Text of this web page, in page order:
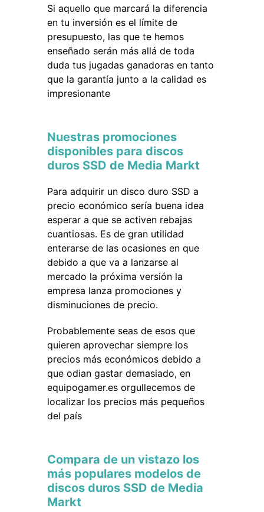
Si aquello que marcará la diferencia
en tu inversión es el límite de
presupuesto, las que te hemos
enseñado serán más allá de toda
duda tus jugadas ganadoras en tanto
que la garantía junto a la calidad es
impresionante
Nuestras promociones
disponibles para discos
duros SSD de Media Markt
Para adquirir un disco duro SSD a
precio económico sería buena idea
esperar a que se activen rebajas
cuantiosas. Es de gran utilidad
enterarse de las ocasiones en que
debido a que va a lanzarse al
mercado la próxima versión la
empresa lanza promociones y
disminuciones de precio.
Probablemente seas de esos que
quieren aprovechar siempre los
precios más económicos debido a
que odian gastar demasiado, en
equipogamer.es orgullecemos de
localizar los precios más pequeños
del país
Compara de un vistazo los
más populares modelos de
discos duros SSD de Media
Markt